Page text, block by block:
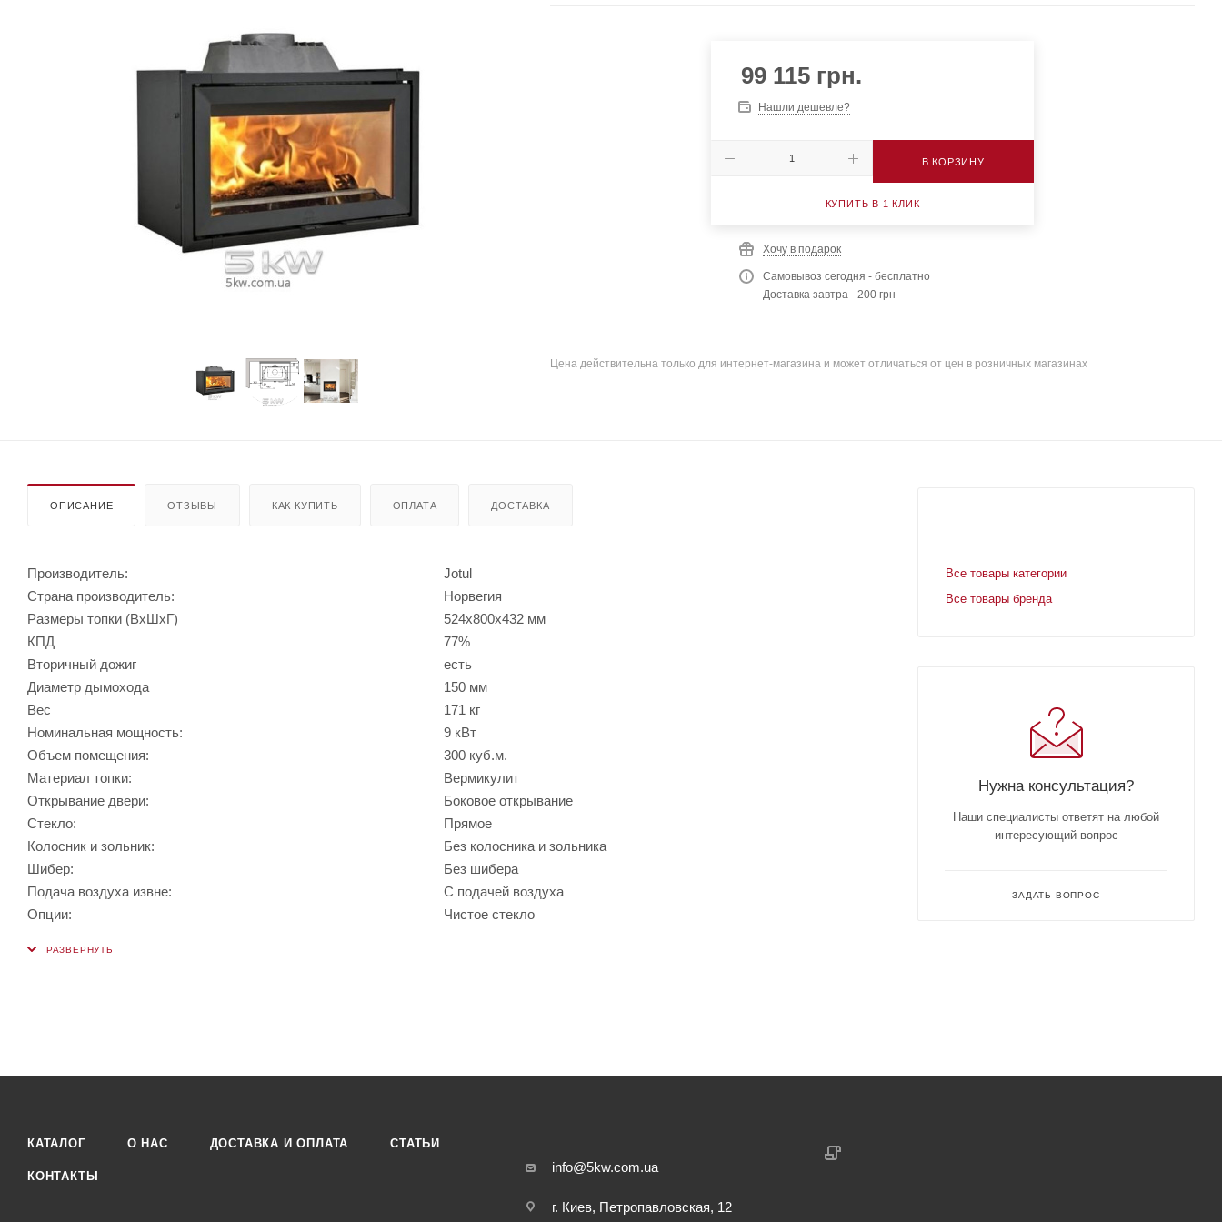
99 115 грн.
Нашли дешевле?
В КОРЗИНУ
КУПИТЬ В 1 КЛИК
Хочу в подарок
Самовывоз сегодня - бесплатно
Доставка завтра - 200 грн
Цена действительна только для интернет-магазина и может отличаться от цен в розничных магазинах
ОПИСАНИЕ ОТЗЫВЫ КАК КУПИТЬ ОПЛАТА ДОСТАВКА
Производитель:
Jotul
Страна производитель:
Норвегия
Размеры топки (ВхШхГ)
524х800х432 мм
КПД
77%
Вторичный дожиг
есть
Диаметр дымохода
150 мм
Вес
171 кг
Номинальная мощность:
9 кВт
Объем помещения:
300 куб.м.
Материал топки:
Вермикулит
Открывание двери:
Боковое открывание
Стекло:
Прямое
Колосник и зольник:
Без колосника и зольника
Шибер:
Без шибера
Подача воздуха извне:
С подачей воздуха
Опции:
Чистое стекло
Все товары категории
Все товары бренда
Нужна консультация?
Наши специалисты ответят на любой
интересующий вопрос
ЗАДАТЬ ВОПРОС
КАТАЛОГ О НАС ДОСТАВКА И ОПЛАТА СТАТЬИ
КОНТАКТЫ
info@5kw.com.ua
г. Киев, Петропавловская, 12